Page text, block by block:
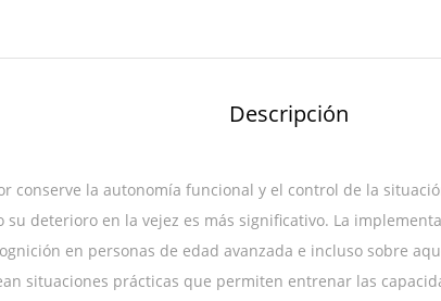
Descripción
conserve la autonomía funcional y el control de la
deterioro en la vejez es más significativo. La
en personas de edad avanzada e incluso sobre
situaciones prácticas que permiten entrenar las